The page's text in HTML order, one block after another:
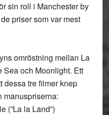
sin roll i Manchester by
priser som var mest
omröstning mellan La
Sea och Moonlight. Ett
dessa tre filmer knep
manuspriserna:
(”La la Land”)